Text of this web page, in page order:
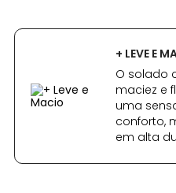
+ LEVE E
O solado
maciez e
uma
conforto,
em alta